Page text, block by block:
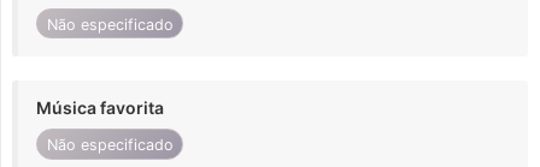
Não especificado
Música favorita
Não especificado